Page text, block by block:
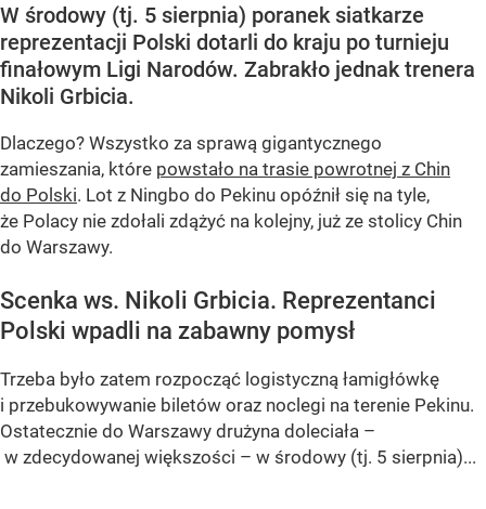
W środowy (tj. 5 sierpnia) poranek siatkarze
reprezentacji Polski dotarli do kraju po turnieju
finałowym Ligi Narodów. Zabrakło jednak trenera
Nikoli Grbicia.
Dlaczego? Wszystko za sprawą gigantycznego
zamieszania, które powstało na trasie powrotnej z Chin
do Polski. Lot z Ningbo do Pekinu opóźnił się na tyle,
że Polacy nie zdołali zdążyć na kolejny, już ze stolicy Chin
do Warszawy.
Scenka ws. Nikoli Grbicia. Reprezentanci
Polski wpadli na zabawny pomysł
Trzeba było zatem rozpocząć logistyczną łamigłówkę
i przebukowywanie biletów oraz noclegi na terenie Pekinu.
Ostatecznie do Warszawy drużyna doleciała –
w zdecydowanej większości – w środowy (tj. 5 sierpnia)...